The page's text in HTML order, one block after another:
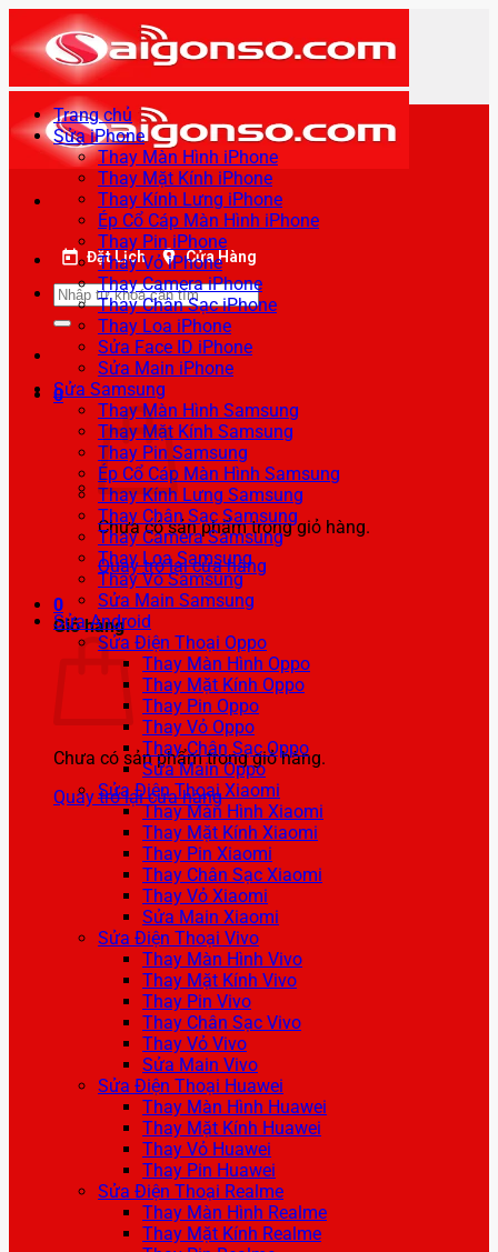
qua
nội
dung
Đặt Lịch Cửa Hàng
Tìm
kiếm:
0
Chưa có sản phẩm trong giỏ hàng.
Quay trở lại cửa hàng
0
Giỏ hàng
Chưa có sản phẩm trong giỏ hàng.
Quay trở lại cửa hàng
Trang chủ
Sửa iPhone
Thay Màn Hình iPhone
Thay Mặt Kính iPhone
Thay Kính Lưng iPhone
Ép Cổ Cáp Màn Hình iPhone
Thay Pin iPhone
Thay Vỏ iPhone
Thay Camera iPhone
Thay Chân Sạc iPhone
Thay Loa iPhone
Sửa Face ID iPhone
Sửa Main iPhone
Sửa Samsung
Thay Màn Hình Samsung
Thay Mặt Kính Samsung
Thay Pin Samsung
Ép Cổ Cáp Màn Hình Samsung
Thay Kính Lưng Samsung
Thay Chân Sạc Samsung
Thay Camera Samsung
Thay Loa Samsung
Thay Vỏ Samsung
Sửa Main Samsung
Sửa Android
Sửa Điện Thoại Oppo
Thay Màn Hình Oppo
Thay Mặt Kính Oppo
Thay Pin Oppo
Thay Vỏ Oppo
Thay Chân Sạc Oppo
Sửa Main Oppo
Sửa Điện Thoại Xiaomi
Thay Màn Hình Xiaomi
Thay Mặt Kính Xiaomi
Thay Pin Xiaomi
Thay Chân Sạc Xiaomi
Thay Vỏ Xiaomi
Sửa Main Xiaomi
Sửa Điện Thoại Vivo
Thay Màn Hình Vivo
Thay Mặt Kính Vivo
Thay Pin Vivo
Thay Chân Sạc Vivo
Thay Vỏ Vivo
Sửa Main Vivo
Sửa Điện Thoại Huawei
Thay Màn Hình Huawei
Thay Mặt Kính Huawei
Thay Vỏ Huawei
Thay Pin Huawei
Sửa Điện Thoại Realme
Thay Màn Hình Realme
Thay Mặt Kính Realme